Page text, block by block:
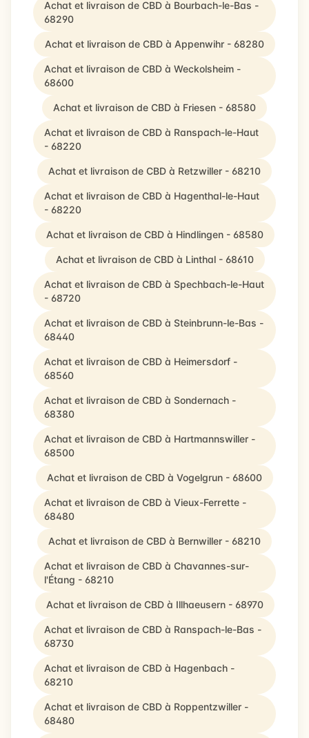
Achat et livraison de CBD à Bourbach-le-Bas -
68290
Achat et livraison de CBD à Appenwihr - 68280
Achat et livraison de CBD à Weckolsheim -
68600
Achat et livraison de CBD à Friesen - 68580
Achat et livraison de CBD à Ranspach-le-Haut
- 68220
Achat et livraison de CBD à Retzwiller - 68210
Achat et livraison de CBD à Hagenthal-le-Haut
- 68220
Achat et livraison de CBD à Hindlingen - 68580
Achat et livraison de CBD à Linthal - 68610
Achat et livraison de CBD à Spechbach-le-Haut
- 68720
Achat et livraison de CBD à Steinbrunn-le-Bas -
68440
Achat et livraison de CBD à Heimersdorf -
68560
Achat et livraison de CBD à Sondernach -
68380
Achat et livraison de CBD à Hartmannswiller -
68500
Achat et livraison de CBD à Vogelgrun - 68600
Achat et livraison de CBD à Vieux-Ferrette -
68480
Achat et livraison de CBD à Bernwiller - 68210
Achat et livraison de CBD à Chavannes-sur-
l'Étang - 68210
Achat et livraison de CBD à Illhaeusern - 68970
Achat et livraison de CBD à Ranspach-le-Bas -
68730
Achat et livraison de CBD à Hagenbach -
68210
Achat et livraison de CBD à Roppentzwiller -
68480